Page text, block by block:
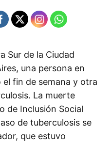
Sur de la Ciudad
una persona en
fin de semana y otra
La muerte
de Inclusión Social
de tuberculosis se
que estuvo